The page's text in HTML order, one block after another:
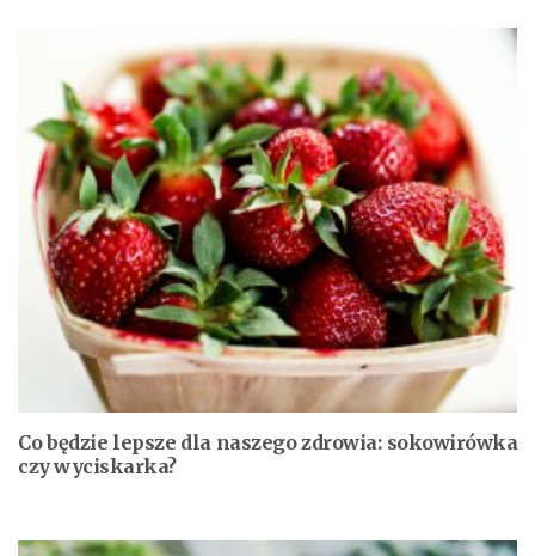
Co będzie lepsze dla naszego zdrowia: sokowirówka
czy wyciskarka?